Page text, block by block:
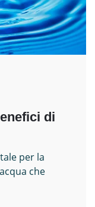
di
per la
che